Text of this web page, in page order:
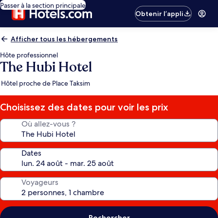
Passer à la section principale
Obtenir l’appli
Afficher tous les hébergements
Hôte professionnel
The Hubi Hotel
Hôtel proche de Place Taksim
Choisissez des dates pour voir les prix
Où allez-vous ?
Dates
Voyageurs